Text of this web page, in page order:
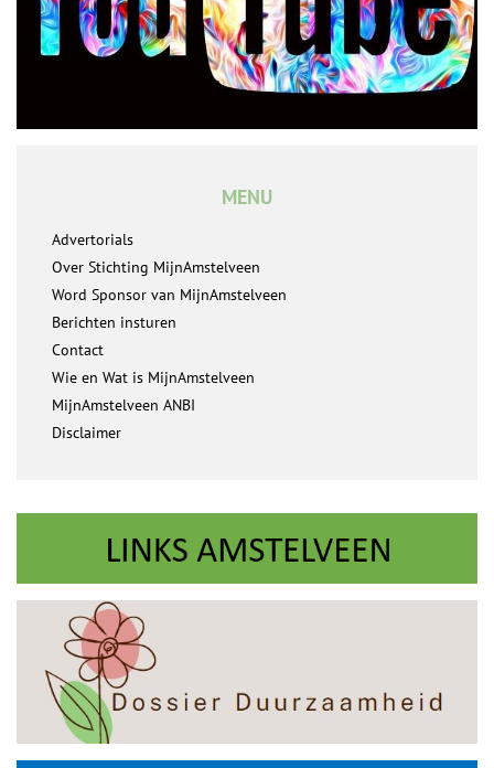
MENU
Advertorials
Over Stichting MijnAmstelveen
Word Sponsor van MijnAmstelveen
Berichten insturen
Contact
Wie en Wat is MijnAmstelveen
MijnAmstelveen ANBI
Disclaimer